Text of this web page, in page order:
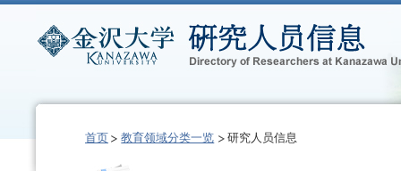
首页 教育领域分类一览 研究人员信息